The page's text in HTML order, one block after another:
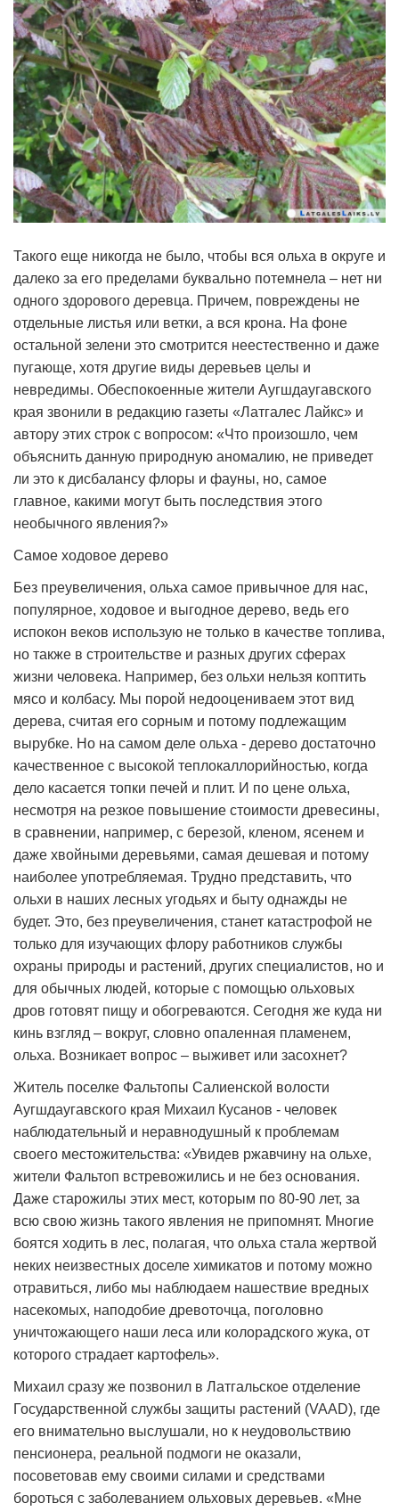
Такого еще никогда не было, чтобы вся ольха в округе и
далеко за его пределами буквально потемнела – нет ни
одного здорового деревца. Причем, повреждены не
отдельные листья или ветки, а вся крона. На фоне
остальной зелени это смотрится неестественно и даже
пугающе, хотя другие виды деревьев целы и
невредимы. Обеспокоенные жители Аугшдаугавского
края звонили в редакцию газеты «Латгалес Лайкс» и
автору этих строк с вопросом: «Что произошло, чем
объяснить данную природную аномалию, не приведет
ли это к дисбалансу флоры и фауны, но, самое
главное, какими могут быть последствия этого
необычного явления?»
Самое ходовое дерево
Без преувеличения, ольха самое привычное для нас,
популярное, ходовое и выгодное дерево, ведь его
испокон веков использую не только в качестве топлива,
но также в строительстве и разных других сферах
жизни человека. Например, без ольхи нельзя коптить
мясо и колбасу. Мы порой недооцениваем этот вид
дерева, считая его сорным и потому подлежащим
вырубке. Но на самом деле ольха - дерево достаточно
качественное с высокой теплокаллорийностью, когда
дело касается топки печей и плит. И по цене ольха,
несмотря на резкое повышение стоимости древесины,
в сравнении, например, с березой, кленом, ясенем и
даже хвойными деревьями, самая дешевая и потому
наиболее употребляемая. Трудно представить, что
ольхи в наших лесных угодьях и быту однажды не
будет. Это, без преувеличения, станет катастрофой не
только для изучающих флору работников службы
охраны природы и растений, других специалистов, но и
для обычных людей, которые с помощью ольховых
дров готовят пищу и обогреваются. Сегодня же куда ни
кинь взгляд – вокруг, словно опаленная пламенем,
ольха. Возникает вопрос – выживет или засохнет?
Житель поселке Фальтопы Салиенской волости
Аугшдаугавского края Михаил Кусанов - человек
наблюдательный и неравнодушный к проблемам
своего местожительства: «Увидев ржавчину на ольхе,
жители Фальтоп встревожились и не без основания.
Даже старожилы этих мест, которым по 80-90 лет, за
всю свою жизнь такого явления не припомнят. Многие
боятся ходить в лес, полагая, что ольха стала жертвой
неких неизвестных доселе химикатов и потому можно
отравиться, либо мы наблюдаем нашествие вредных
насекомых, наподобие древоточца, поголовно
уничтожающего наши леса или колорадского жука, от
которого страдает картофель».
Михаил сразу же позвонил в Латгальское отделение
Государственной службы защиты растений (VAAD), где
его внимательно выслушали, но к неудовольствию
пенсионера, реальной подмоги не оказали,
посоветовав ему своими силами и средствами
бороться с заболеванием ольховых деревьев. «Мне